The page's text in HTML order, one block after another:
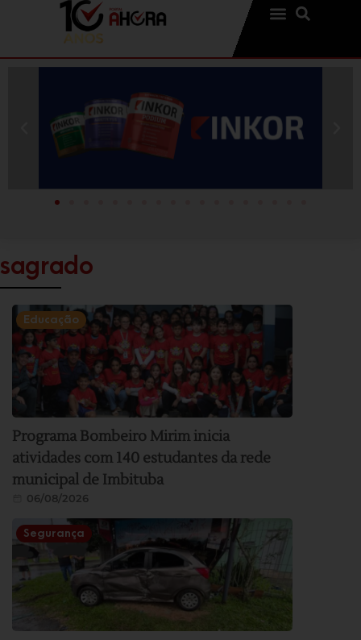
sagrado
Educação
Programa Bombeiro Mirim inicia
atividades com 140 estudantes da rede
municipal de Imbituba
06/08/2026
Segurança